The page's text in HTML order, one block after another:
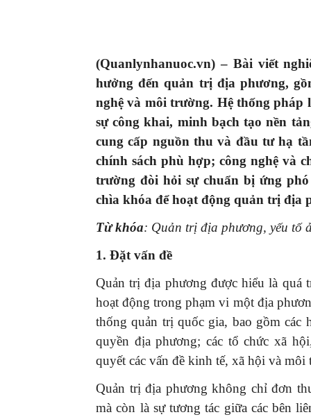
(Quanlynhanuoc.vn) – Bài viết
hưởng đến quản trị địa phương,
nghệ và môi trường. Hệ thống pháp
sự công khai, minh bạch tạo nền
cung cấp nguồn thu và đầu tư hạ
chính sách phù hợp; công nghệ và
trường đòi hỏi sự chuẩn bị ứng
chìa khóa đểhoạt động quản trị địa
Từ khóa: Quản trị địa phương, yếu tố
1. Đặt vấn đề
Quản trị địa phương được hiểu là quá
hoạt động trong phạm vi một địa
thống quản trị quốc gia, bao gồm các
quyền địa phương; các tổ chức xã
quyết các vấn đề kinh tế, xã hội và môi
Quản trị địa phương không chỉ đơn
mà còn là sự tương tác giữa các bên